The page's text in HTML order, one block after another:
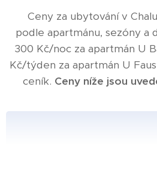
Ceny za ubytování v
podle apartmánu, sezóny a
300 Kč/noc za apartmán U
Kč/týden za apartmán U
ceník. Ceny níže jsou